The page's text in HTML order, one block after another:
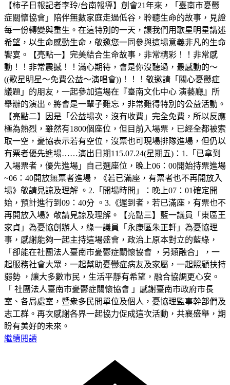
【柿子日報記者李玲/台南報導】創會21年來，「臺南市憂鬱
症關懷協會」陪伴無數家庭走過低谷，聆聽生命的故事，見證
每一份轉變與重生。在這特別的一天，讓我們用歌星明星講述
希望，以生命感動生命，敬邀您一同參與這場意義非凡的生命
饗宴。【亮點一】完美結合生命故事，非常精彩！！非常感
動！！非常震撼！！滿心期待，會是你沒聽過，最感動的～
((歌星明星～免費公益～演唱會))！！！敬邀請「關心憂鬱症
議題」的朋友，一起參加這場在『臺南文化中心 演藝廳』所
舉辦的演出。將會是一輩子難忘，非常難得特別的公益活動。
【亮點二】因是「公益場次，沒有收費」完全免費，所以反應
極為熱烈，雖然有1800個座位，但目前入場票，已經全都被索
取一空，憂協表示若有空位，沒票也可現場排隊進場，但仍以
有票者優先進場……演出日期115.07.24(星期五)：1.「已拿到
入場票者，優先進場」自己選座位，晚上06：00開始持票進場
~06：40開放無票者進場，《若已滿座，有票者也不再開放入
場》敬請見諒及理解 。2.「開場時間」：晚上07：01確定開
始，預計進行到09：40分 。3.《遲到者，若已滿座，有票也不
再開放入場》敬請見諒及理解。【亮點三】藍一議員「東區王
家貞」為憂協創辦人，綠一議員「永康區朱正軒」為憂協理
事，感謝能夠一起主持這場盛會，政治上原本對立的藍綠，
「卻能在社團法人臺南市憂鬱症關懷協會 ，另類融合」，一
起服務社會大眾，一起幫助憂鬱症病友及家屬，一起照顧扶持
弱勢 ，讓大多數市民，生活平靜有希望，融合協調更心安。
「 社團法人臺南市憂鬱症關懷協會 」感謝臺南市政府市長
室、各局處室，暨衆多民間單位及個人，憂協理監事幹部們及
志工群。再次感謝各界一起協力促成這次活動，共襄盛舉，期
盼有美好的未來。
繼續閱讀